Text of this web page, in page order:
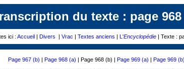
du texte : page 968
ici : Accueil | Divers | Vrac | Textes anciens | L'Encyclopédie | Texte :
Page 967 (b) | Page 968 (a) | Page 968 (b) | Page 969 (a) | Page 969 (b)